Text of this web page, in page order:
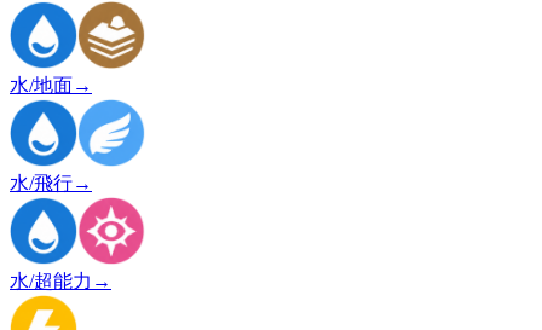
水/地面→
水/飛行→
水/超能力 →